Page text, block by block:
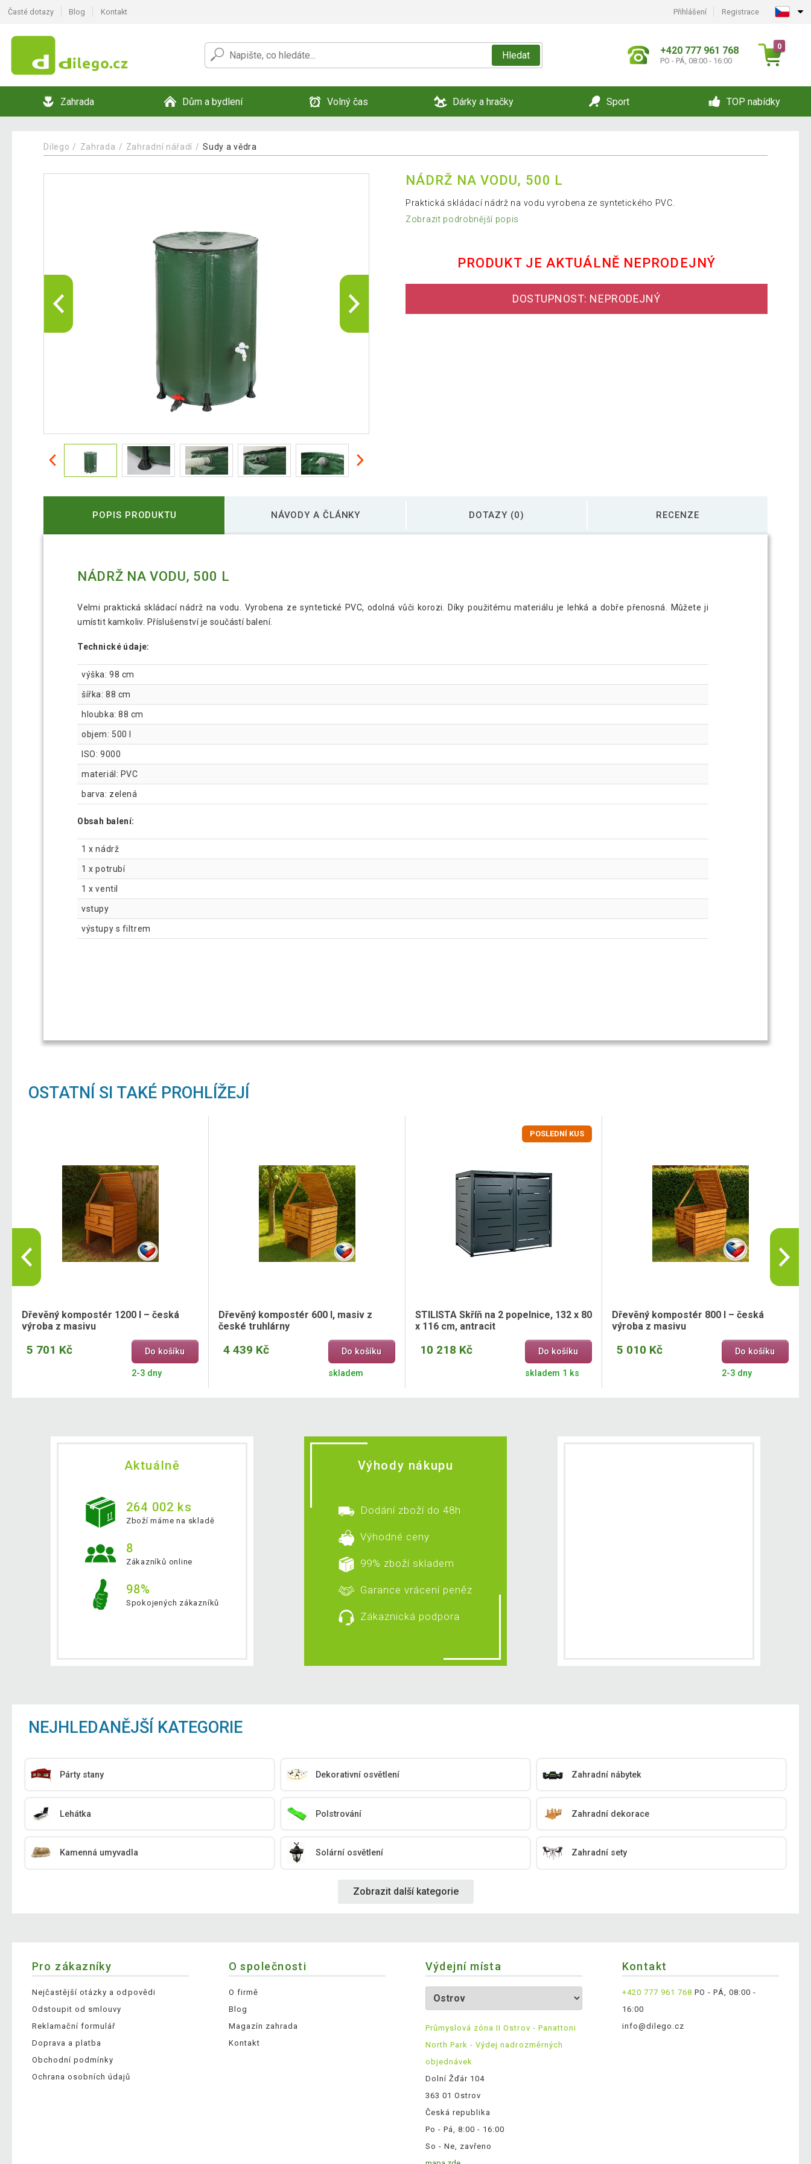
Časté dotazy Blog Kontakt Přihlášení Registrace
Hledat +420 777 961 768
PO - PÁ, 08:00 - 16:00
0
Zahrada Dům a bydlení Volný čas Dárky a hračky Sport TOP nabídky
Dilego Zahrada Zahradní nářadí Sudy a vědra
NÁDRŽ NA VODU, 500 L
Praktická skládací nádrž na vodu vyrobena ze syntetického PVC.
Zobrazit podrobnější popis
PRODUKT JE AKTUÁLNĚ NEPRODEJNÝ
DOSTUPNOST: NEPRODEJNÝ
POPIS PRODUKTU NÁVODY A ČLÁNKY DOTAZY (0) RECENZE
NÁDRŽ NA VODU, 500 L
Velmi praktická skládací nádrž na vodu. Vyrobena ze syntetické PVC, odolná vůči korozi. Díky použitému materiálu je lehká a dobře přenosná. Můžete ji
umístit kamkoliv. Příslušenství je součástí balení.
Technické údaje:
výška: 98 cm
šířka: 88 cm
hloubka: 88 cm
objem: 500 l
ISO: 9000
materiál: PVC
barva: zelená
Obsah balení:
1 x nádrž
1 x potrubí
1 x ventil
vstupy
výstupy s filtrem
OSTATNÍ SI TAKÉ PROHLÍŽEJÍ
Dřevěný kompostér 1200 l – česká
výroba z masivu
5 701 Kč Do košíku
2-3 dny
Dřevěný kompostér 600 l, masiv z
české truhlárny
4 439 Kč Do košíku
skladem
POSLEDNÍ KUS
STILISTA Skříň na 2 popelnice, 132 x 80
x 116 cm, antracit
10 218 Kč Do košíku
skladem 1 ks
Dřevěný kompostér 800 l – česká
výroba z masivu
5 010 Kč Do košíku
2-3 dny
Aktuálně
264 002 ks
Zboží máme na skladě
8
Zákazníků online
98%
Spokojených zákazníků
Výhody nákupu
Dodání zboží do 48h
Výhodné ceny
99% zboží skladem
Garance vrácení peněz
Zákaznická podpora
NEJHLEDANĚJŠÍ KATEGORIE
Párty stany Dekorativní osvětlení Zahradní nábytek
Lehátka Polstrování Zahradní dekorace
Kamenná umyvadla Solární osvětlení Zahradní sety
Zobrazit další kategorie
Pro zákazníky
Nejčastější otázky a odpovědi
Odstoupit od smlouvy
Reklamační formulář
Doprava a platba
Obchodní podmínky
Ochrana osobních údajů
O společnosti
O firmě
Blog
Magazín zahrada
Kontakt
Výdejní místa
Průmyslová zóna II Ostrov - Panattoni
North Park - Výdej nadrozměrných
objednávek
Dolní Žďár 104
363 01 Ostrov
Česká republika
Po - Pá, 8:00 - 16:00
So - Ne, zavřeno
Kontakt
+420 777 961 768 PO - PÁ, 08:00 -
16:00
info@dilego.cz